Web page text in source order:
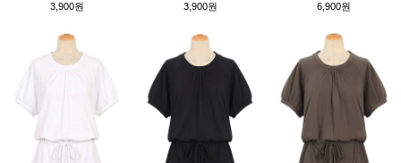
3,900원
3,900원
6,900원